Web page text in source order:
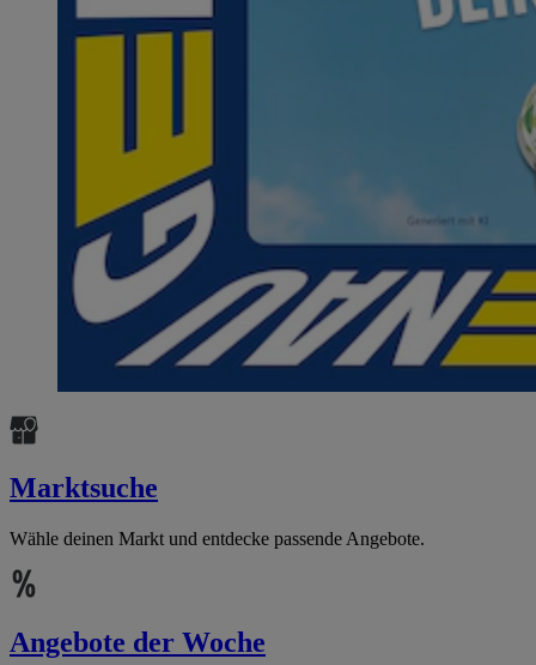
Marktsuche
Wähle deinen Markt und entdecke passende Angebote.
Angebote der Woche